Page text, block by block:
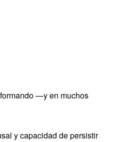
—y en muchos
y capacidad de persistir